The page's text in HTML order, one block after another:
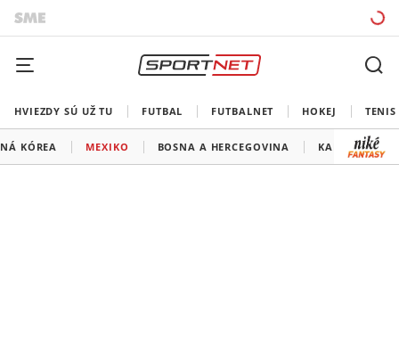
HVIEZDY SÚ UŽ TU FUTBAL FUTBALNET HOKEJ TENIS
KÓREA MEXIKO BOSNA A HERCEGOVINA KANADA